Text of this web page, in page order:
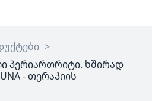
>
პერიართრიტი. ხშირად
- თერაპიის